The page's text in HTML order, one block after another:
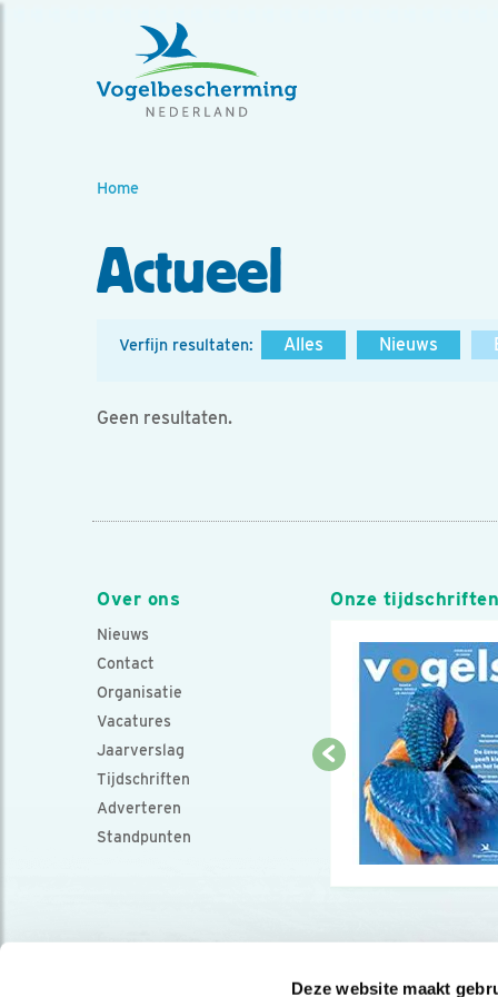
Deze website maakt
Home
Actueel
Verfijn resultaten: Alles Nieuws
Geen resultaten.
Over ons
Nieuws
Contact
Organisatie
Vacatures
Jaarverslag
Tijdschriften
Adverteren
Standpunten
Onze